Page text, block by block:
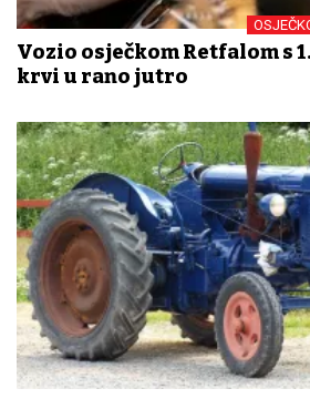
Vozio osječkom Retfalom s
krvi u rano jutro